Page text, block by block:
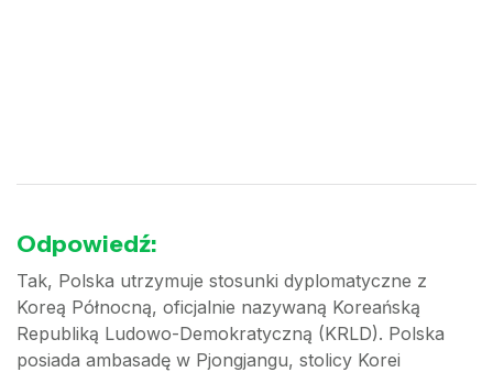
Odpowiedź:
Tak, Polska utrzymuje stosunki dyplomatyczne z
Koreą Północną, oficjalnie nazywaną Koreańską
Republiką Ludowo-Demokratyczną (KRLD). Polska
posiada ambasadę w Pjongjangu, stolicy Korei